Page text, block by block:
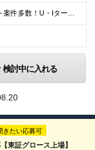
【転勤なし！フルリモート案件多数！U・Iターン歓迎】 一都三県を中心に豊富な案件を保有しております！ 東京・愛知・大阪・広島・福岡・新潟の 各プロジェクト先または自社拠点 ※勤務地は希望を考慮します
検討中に入れる
きたい応募可
東証グロース上場】